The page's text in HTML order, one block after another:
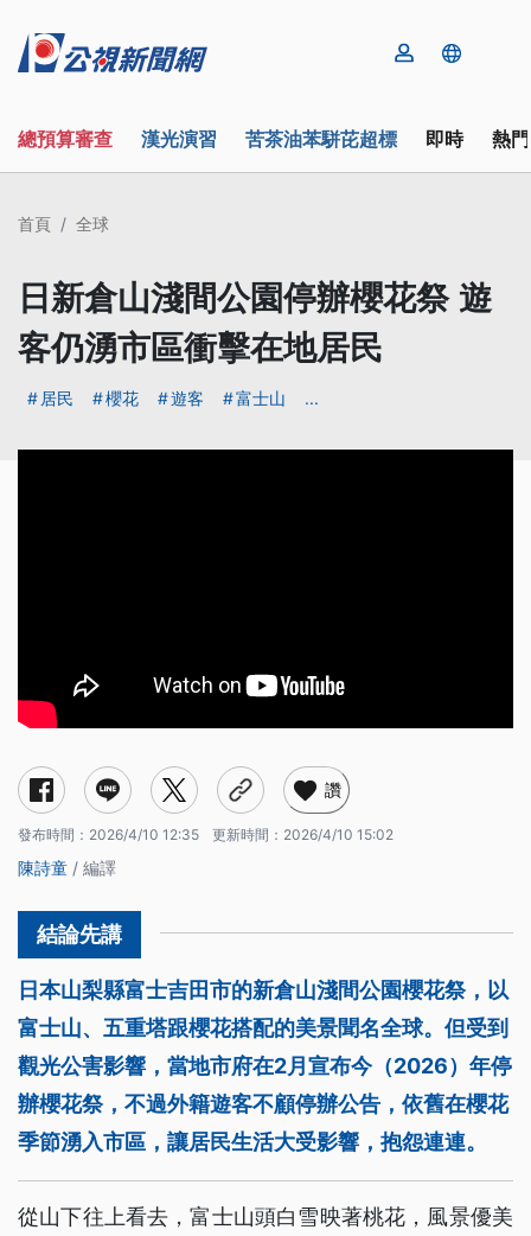
總預算審查 漢光演習 苦茶油苯駢芘超標 即時 熱
首頁 全球
日新倉山淺間公園停辦櫻花祭 遊
客仍湧市區衝擊在地居民
居民 櫻花 遊客 富士山 ...
讚
發布時間： 2026/4/10 12:35 更新時間： 2026/4/10 15:02
陳詩童 / 編譯
日本山梨縣富士吉田市的新倉山淺間公園櫻花祭，以
富士山、五重塔跟櫻花搭配的美景聞名全球。但受到
觀光公害影響，當地市府在2月宣布今（2026）年停
辦櫻花祭，不過外籍遊客不顧停辦公告，依舊在櫻花
季節湧入市區，讓居民生活大受影響，抱怨連連。
從山下往上看去，富士山頭白雪映著桃花，風景優美